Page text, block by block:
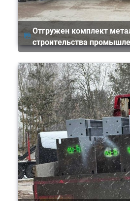
Отгружен комплект металлоконструкций для
строительства